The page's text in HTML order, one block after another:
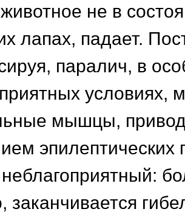
не в
лапах, падает.
паралич, в
условиях,
мышцы,
эпилептических
заканчивается